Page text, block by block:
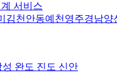
서비스
천안동예천영주경남
완도 진도 신안